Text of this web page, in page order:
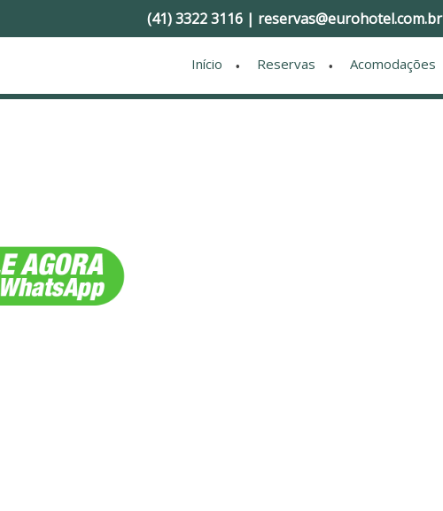
(41) 3322 3116 | reservas@eurohotel.com.br
Início • Reservas • Acomodações